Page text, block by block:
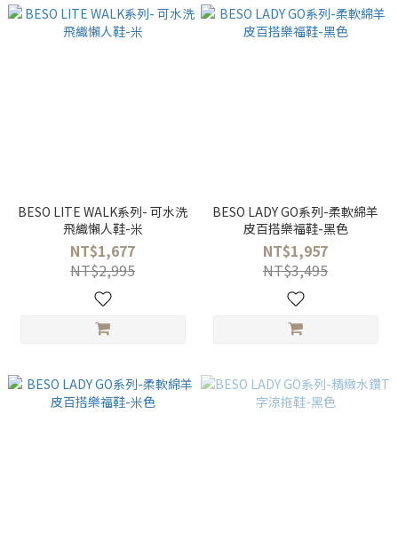
BESO LITE WALK系列- 可水洗
飛織懶人鞋-米
NT$1,677
NT$2,995
BESO LADY GO系列-柔軟綿羊
皮百搭樂福鞋-黑色
NT$1,957
NT$3,495